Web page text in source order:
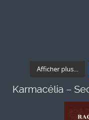
Afficher plus...
Karmacélia –